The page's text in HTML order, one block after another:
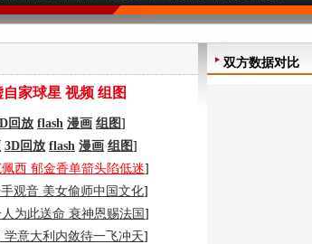
家球星 视频 组图
回放 flash 漫画 组图]
3D回放 flash 漫画 组图]
西 郁金香单箭头陷低迷]
观音 美女偷师中国文化]
为此送命 衰神恩赐法国 ]
意大利内敛待一飞冲天]
双方数据对比